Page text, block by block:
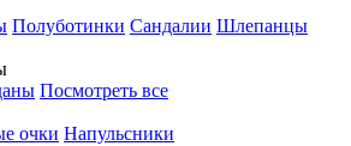
Полуботинки Сандалии Шлепанцы
Посмотреть все
очки Напульсники